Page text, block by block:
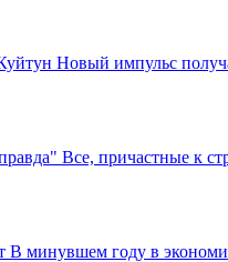
Новый импульс
Все, причастные к
минувшем году в